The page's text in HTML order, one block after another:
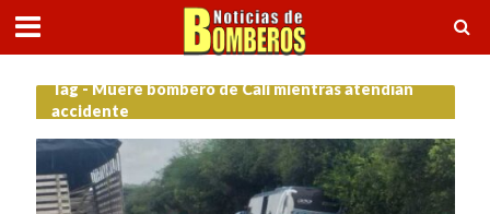
Tag - Muere bombero de Cali mientras atendían
accidente